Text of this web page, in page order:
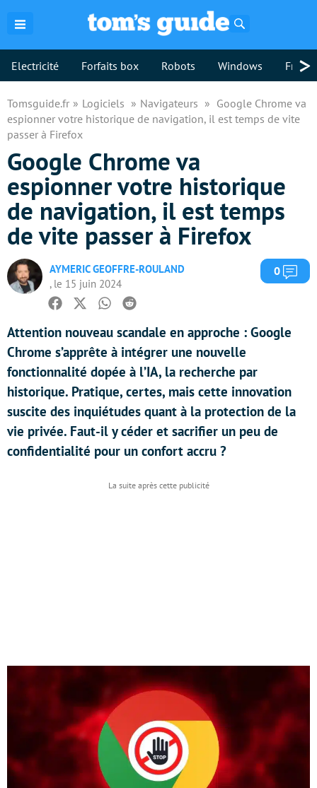
Electricité Forfaits box Robots Windows >
Tomsguide.fr Logiciels Navigateurs
Google Chrome va
espionner votre historique de navigation, il est temps de vite
passer à Firefox
Google Chrome va
espionner votre historique
de navigation, il est temps
de vite passer à Firefox
AYMERIC GEOFFRE-ROULAND
, le 15 juin 2024
0
Facebook
TwitterWhatsapp
Reddit
Attention nouveau scandale en approche : Google
Chrome s’apprête à intégrer une nouvelle
fonctionnalité dopée à l’IA, la recherche par
historique. Pratique, certes, mais cette innovation
suscite des inquiétudes quant à la protection de la
vie privée. Faut-il y céder et sacrifier un peu de
confidentialité pour un confort accru ?